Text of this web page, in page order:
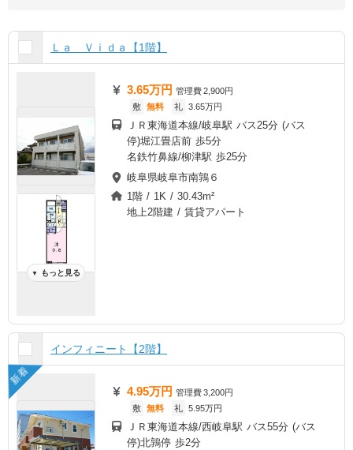
Ｌａ Ｖｉｄａ【1階】
▼ もっと見る
3.65万円 管理費2,900円
敷 無料 礼 3.65万円
ＪＲ東海道本線/岐阜駅 バス25分 (バス
停)堀江畳店前 歩5分
名鉄竹鼻線/柳津駅 歩25分
岐阜県岐阜市南鶉６
1階 / 1K / 30.43m²
地上2階建 / 賃貸アパート
インフィニート【2階】
新着
4.95万円 管理費3,200円
敷 無料 礼 5.95万円
ＪＲ東海道本線/西岐阜駅 バス55分 (バス
停)北鶉停 歩2分